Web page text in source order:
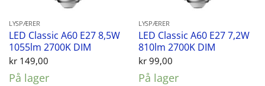
LYSPÆRER
LED Classic A60 E27 8,5W
1055lm 2700K DIM
kr149,00
På lager
LYSPÆRER
LED Classic A60 E27 7,2W
810lm 2700K DIM
kr99,00
På lager